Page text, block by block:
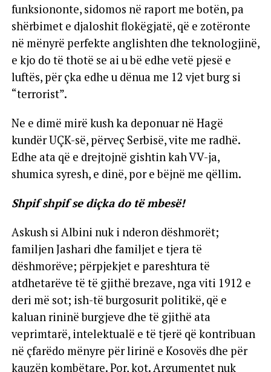
funksiononte, sidomos në raport me botën, pa
shërbimet e djaloshit flokëgjatë, që e zotëronte
në mënyrë perfekte anglishten dhe teknologjinë,
e kjo do të thotë se ai u bë edhe vetë pjesë e
luftës, për çka edhe u dënua me 12 vjet burg si
“terrorist”.
Ne e dimë mirë kush ka deponuar në Hagë
kundër UÇK-së, përveç Serbisë, vite me radhë.
Edhe ata që e drejtojnë gishtin kah VV-ja,
shumica syresh, e dinë, por e bëjnë me qëllim.
Shpif shpif se diçka do të mbesë!
Askush si Albini nuk i nderon dëshmorët;
familjen Jashari dhe familjet e tjera të
dëshmorëve; përpjekjet e pareshtura të
atdhetarëve të të gjithë brezave, nga viti 1912 e
deri më sot; ish-të burgosurit politikë, që e
kaluan rininë burgjeve dhe të gjithë ata
veprimtarë, intelektualë e të tjerë që kontribuan
në çfarëdo mënyre për lirinë e Kosovës dhe për
kauzën kombëtare. Por, kot. Argumentet nuk